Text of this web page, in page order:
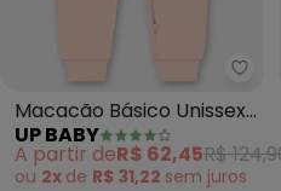
Up
Macacão Básico Unissex
para Bebê (Rosa)
UP BABY
A partir deR$ 62,45R$
ou 2x de R$ 31,22 sem juros